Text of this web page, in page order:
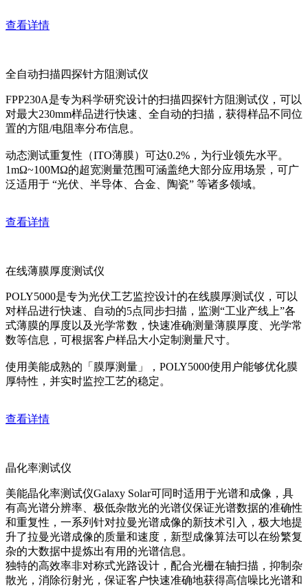
查看详情
全自动扫描四探针方阻测试仪
FPP230A是专为科学研究设计的扫描四探针方阻测试仪，可以
对最大230mm样品进行快速、全自动的扫描，获得样品不同位
置的方阻/电阻率分布信息。
动态测试重复性（ITO薄膜）可达0.2%，为行业领先水平。
1mΩ~100MΩ的超宽测量范围可涵盖绝大部分应用场景，可广
泛适用于 “光伏、半导体、合金、陶瓷” 等诸多领域。
查看详情
在线薄膜厚度测试仪
POLY5000是专为光伏工艺监控设计的在线膜厚测试仪，可以
对样品进行快速、自动的5点同步扫描，监测“工业产线上”各
式薄膜的厚度以及光学常数，快速准确测量薄膜厚度、光学常
数等信息，可根据客户样品大小定制测量尺寸。
使用美能成熟的「膜厚测量」，POLY5000使用户能够优化膜
厚特性，并实时监控工艺的稳定。
查看详情
晶化率测试仪
美能晶化率测试仪Galaxy Solar可同时适用于光谱和成像，具
有高光谱分辨率、极低杂散光的光谱仪保证光谱数据的准确性
和重复性，一系列针对拉曼光谱成像的新技术引入，极大地提
升了拉曼光谱成像的质量和速度，新型成像算法可以在纷繁复
杂的大数据中提炼出有用的光谱信息。
独特的高效率非对称式光路设计，配合光栅在轴扫描，抑制杂
散光，消除衍射光，保证客户快速准确地获得高信噪比光谱和